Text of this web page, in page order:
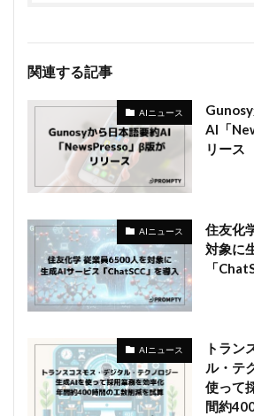
関連する記事
AIニュース
AI「
リース
AIニュース
住友化
対象に
「
AIニュース
トラン
ル・テ
使って
間約